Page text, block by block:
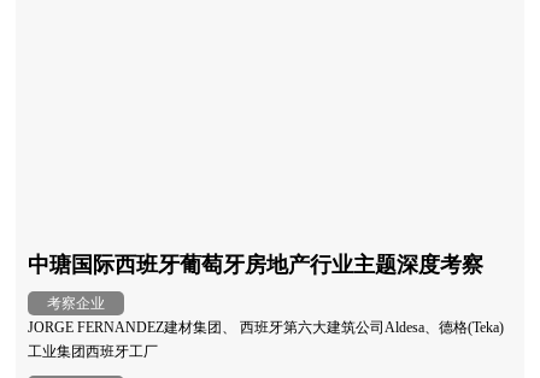
中瑭国际西班牙葡萄牙房地产行业主题深度考察
考察企业
JORGE FERNANDEZ建材集团、 西班牙第六大建筑公司Aldesa、德格(Teka)
工业集团西班牙工厂